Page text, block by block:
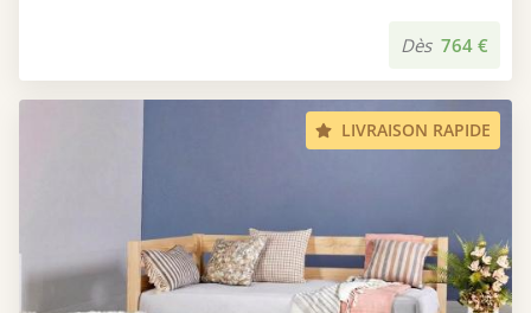
Dès 764 €
LIVRAISON RAPIDE